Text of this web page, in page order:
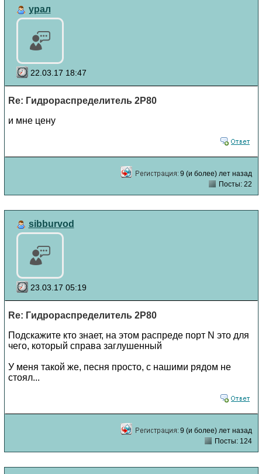
урал
22.03.17 18:47
Re: Гидрораспределитель 2Р80
и мне цену
9 (и более) лет назад
Посты: 22
sibburvod
23.03.17 05:19
Re: Гидрораспределитель 2Р80
Подскажите кто знает, на этом распреде порт N это для
чего, который справа заглушенный
У меня такой же, песня просто, с нашими рядом не
стоял...
9 (и более) лет назад
Посты: 124